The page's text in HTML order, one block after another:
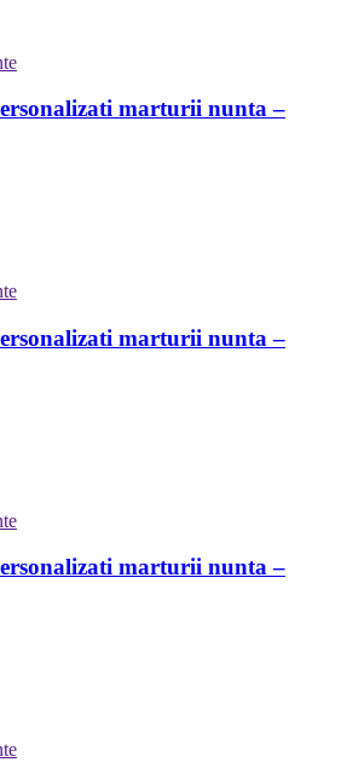
marturii nunta –
marturii nunta –
marturii nunta –